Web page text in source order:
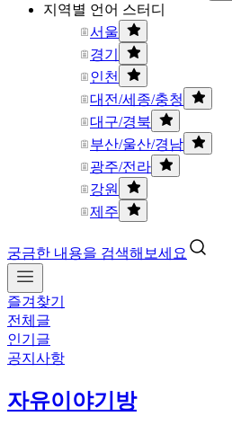
지역별 언어 스터디
서울
경기
인천
대전/세종/충청
대구/경북
부산/울산/경남
광주/전라
강원
제주
궁금한 내용을 검색해보세요
즐겨찾기
전체글
인기글
공지사항
자유이야기방